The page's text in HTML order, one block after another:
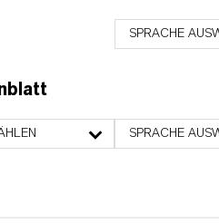
SPRACHE
SPRACHE